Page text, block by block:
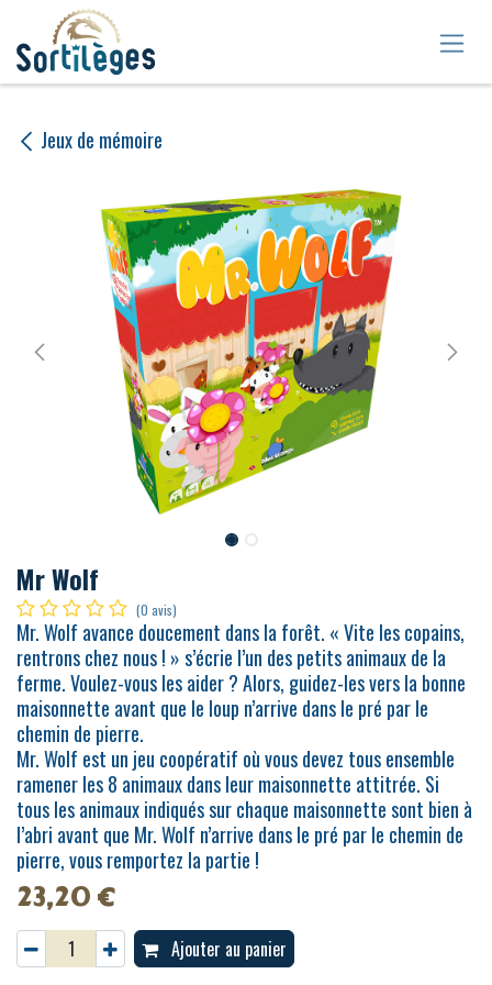
Se rendre au contenu
Jeux de mémoire
Mr Wolf
(0 avis)
Mr. Wolf avance doucement dans la forêt. « Vite les copains,
rentrons chez nous ! » s’écrie l’un des petits animaux de la
ferme. Voulez-vous les aider ? Alors, guidez-les vers la bonne
maisonnette avant que le loup n’arrive dans le pré par le
chemin de pierre.
Mr. Wolf est un jeu coopératif où vous devez tous ensemble
ramener les 8 animaux dans leur maisonnette attitrée. Si
tous les animaux indiqués sur chaque maisonnette sont bien à
l’abri avant que Mr. Wolf n’arrive dans le pré par le chemin de
pierre, vous remportez la partie !
23,20€
Ajouter au panier